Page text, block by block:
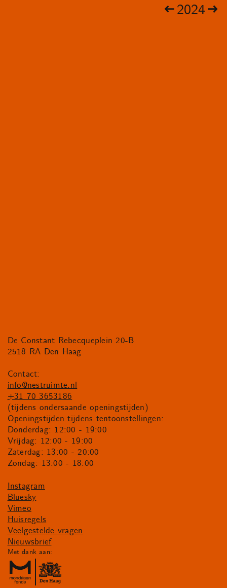
2024
De Constant Rebecqueplein 20-B
2518 RA Den Haag
Contact:
info@nestruimte.nl
+31 70 3653186
(tijdens ondersaande openingstijden)
Openingstijden tijdens tentoonstellingen:
Donderdag: 12:00 - 19:00
Vrijdag: 12:00 - 19:00
Zaterdag: 13:00 - 20:00
Zondag: 13:00 - 18:00
Instagram
Bluesky
Vimeo
Huisregels
Veelgestelde vragen
Nieuwsbrief
Met dank aan: